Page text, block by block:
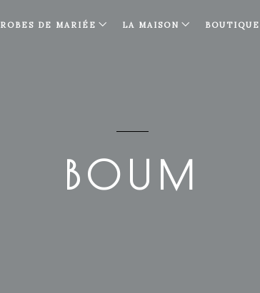
ROBES DE MARIÉE LA MAISON
BOUM